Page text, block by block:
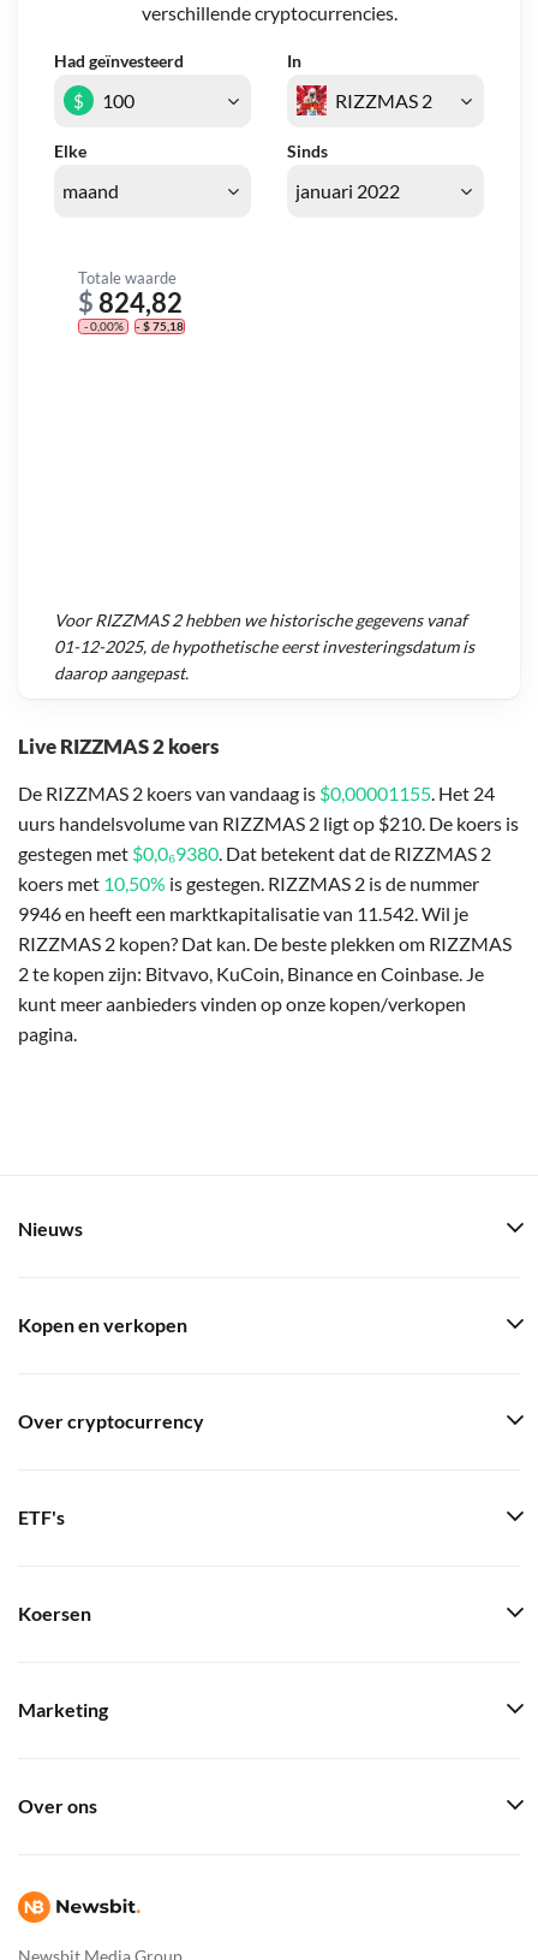
Live RIZZMAS 2 koers
De RIZZMAS 2 koers van vandaag is $0,00001155. Het 24
uurs handelsvolume van RIZZMAS 2 ligt op $210. De koers is
gestegen met $0,0₆9380. Dat betekent dat de RIZZMAS 2
koers met 10,50% is gestegen. RIZZMAS 2 is de nummer
9946 en heeft een marktkapitalisatie van 11.542. Wil je
RIZZMAS 2 kopen? Dat kan. De beste plekken om RIZZMAS
2 te kopen zijn: Bitvavo, KuCoin, Binance en Coinbase. Je
kunt meer aanbieders vinden op onze kopen/verkopen
pagina.
verschillende cryptocurrencies.
Had geïnvesteerd In
Elke Sinds
$
Totale waarde
$ 824,82
- 0,00% - $ 75,18
VoorRIZZMAS 2hebben we historische gegevens vanaf
01-12-2025, de hypothetische eerst investeringsdatum is
daarop aangepast.
Newsbit Media Group
Nieuws
Kopen en verkopen
Over cryptocurrency
ETF's
Koersen
Marketing
Over ons